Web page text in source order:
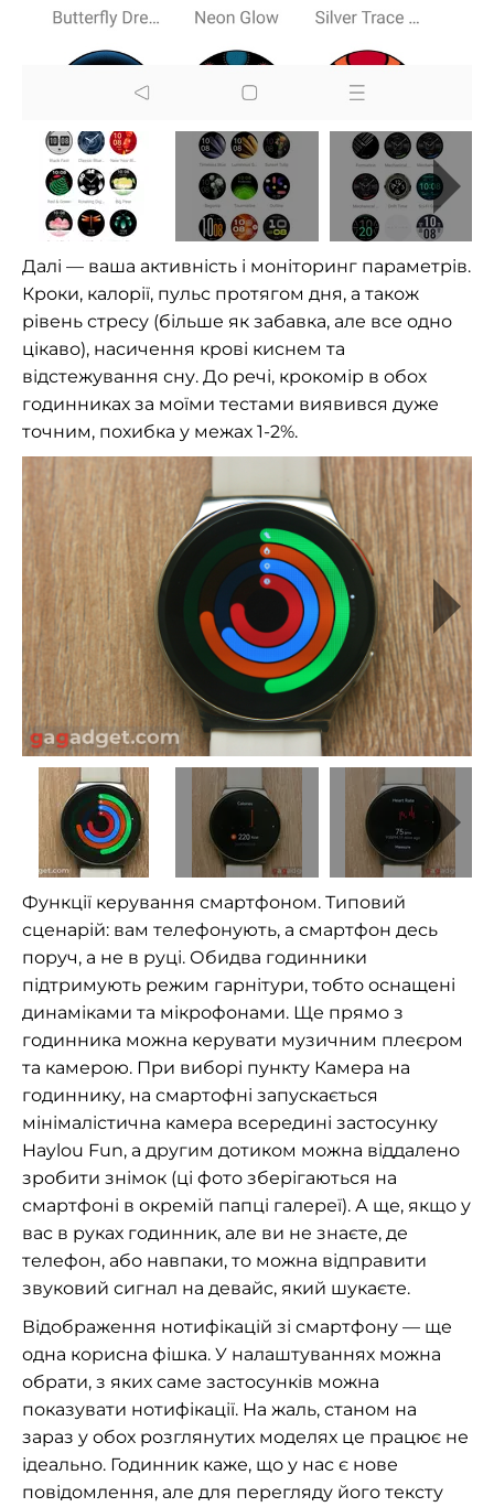
Далі — ваша активність і моніторинг параметрів.
Кроки, калорії, пульс протягом дня, а також
рівень стресу (більше як забавка, але все одно
цікаво), насичення крові киснем та
відстежування сну. До речі, крокомір в обох
годинниках за моїми тестами виявився дуже
точним, похибка у межах 1-2%.
Функції керування смартфоном. Типовий
сценарій: вам телефонують, а смартфон десь
поруч, а не в руці. Обидва годинники
підтримують режим гарнітури, тобто оснащені
динаміками та мікрофонами. Ще прямо з
годинника можна керувати музичним плеєром
та камерою. При виборі пункту Камера на
годиннику, на смартофні запускається
мінімалістична камера всередині застосунку
Haylou Fun, а другим дотиком можна віддалено
зробити знімок (ці фото зберігаються на
смартфоні в окремій папці галереї). А ще, якщо у
вас в руках годинник, але ви не знаєте, де
телефон, або навпаки, то можна відправити
звуковий сигнал на девайс, який шукаєте.
Відображення нотифікацій зі смартфону — ще
одна корисна фішка. У налаштуваннях можна
обрати, з яких саме застосунків можна
показувати нотифікації. На жаль, станом на
зараз у обох розглянутих моделях це працює не
ідеально. Годинник каже, що у нас є нове
повідомлення, але для перегляду його тексту